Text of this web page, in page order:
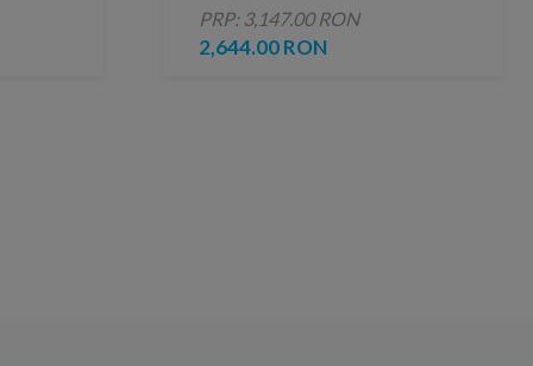
sticla transparenta
PRP: 3,147.00 RON
2,644.00 RON